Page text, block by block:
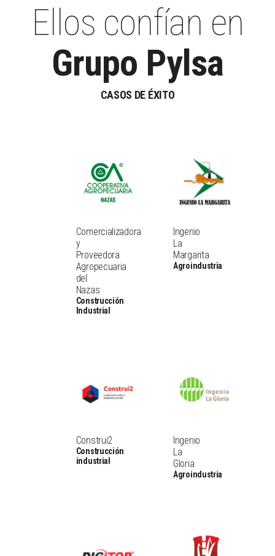
Ellos confían en
Grupo Pylsa
CASOS DE ÉXITO
Comercializadora
y
Proveedora
Agropecuaria
del
Nazas
Construcción
Industrial
Ingenio
La
Margarita
Agroindustria
Construi2
Construcción
industrial
Ingenio
La
Gloria
Agroindustria